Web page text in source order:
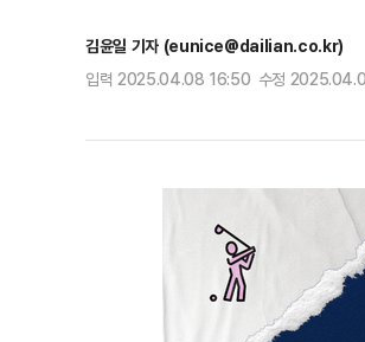
김윤일 기자 (eunice@dailian.co.kr)
입력 2025.04.08 16:50 수정